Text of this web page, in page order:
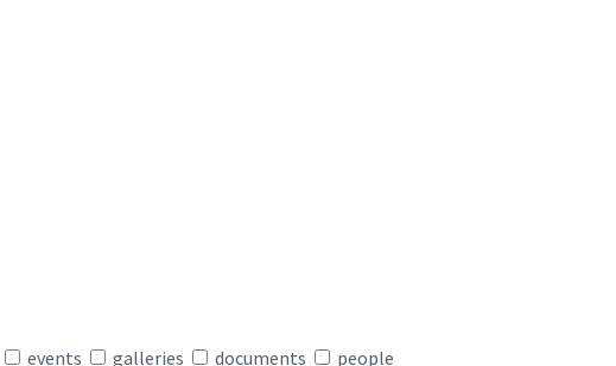
events galleries documents people